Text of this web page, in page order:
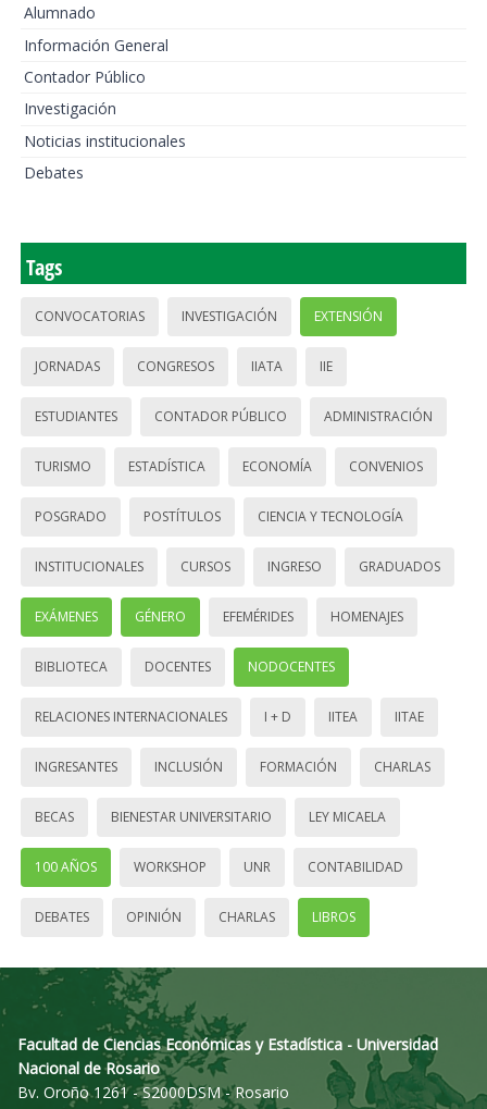
Alumnado
Información General
Contador Público
Investigación
Noticias institucionales
Debates
Tags
CONVOCATORIAS INVESTIGACIÓN EXTENSIÓN
JORNADAS CONGRESOS IIATA IIE
ESTUDIANTES CONTADOR PÚBLICO ADMINISTRACIÓN
TURISMO ESTADÍSTICA ECONOMÍA CONVENIOS
POSGRADO POSTÍTULOS CIENCIA Y TECNOLOGÍA
INSTITUCIONALES CURSOS INGRESO GRADUADOS
EXÁMENES GÉNERO EFEMÉRIDES HOMENAJES
BIBLIOTECA DOCENTES NODOCENTES
RELACIONES INTERNACIONALES I + D IITEA IITAE
INGRESANTES INCLUSIÓN FORMACIÓN CHARLAS
BECAS BIENESTAR UNIVERSITARIO LEY MICAELA
100 AÑOS WORKSHOP UNR CONTABILIDAD
DEBATES OPINIÓN CHARLAS LIBROS
Facultad de Ciencias Económicas y Estadística - Universidad
Nacional de Rosario
Bv. Oroño 1261 - S2000DSM - Rosario